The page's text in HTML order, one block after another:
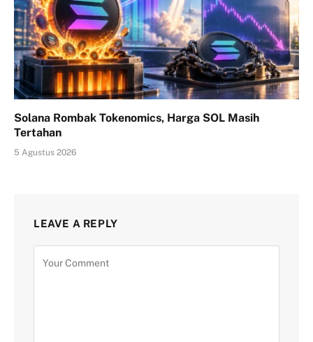
Solana Rombak Tokenomics, Harga SOL Masih
Tertahan
5 Agustus 2026
LEAVE A REPLY